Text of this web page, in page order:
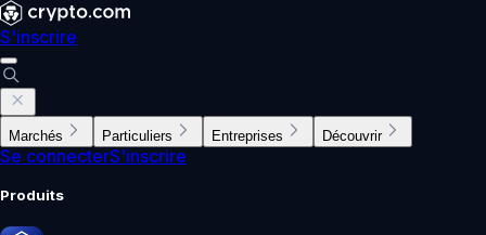
S'inscrire
Marchés Particuliers Entreprises Découvrir
Se connecterS'inscrire
Produits